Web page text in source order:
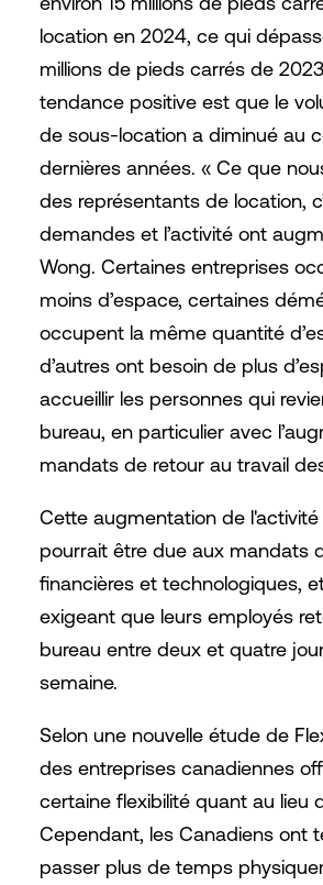
location en 2024, ce qui
millions de pieds carrés de
tendance positive est que le
de sous-location a diminué au
dernières années. « Ce que
des représentants de location,
demandes et l’activité ont
Wong. Certaines entreprises
moins d’espace, certaines
occupent la même quantité
d’autres ont besoin de plus
accueillir les personnes qui
bureau, en particulier avec
mandats de retour au travail
Cette augmentation de
pourrait être due aux mandats
financières et technologiques,
exigeant que leurs employés
bureau entre deux et quatre
semaine.
Selon une nouvelle étude de
des entreprises canadiennes
certaine flexibilité quant au lieu
Cependant, les Canadiens ont
passer plus de temps